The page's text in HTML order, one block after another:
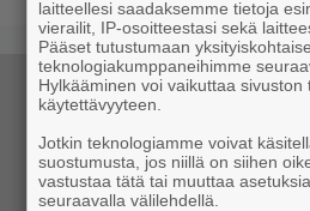
laitteellesi saadaksemme tietoja
vierailit, IP-osoitteestasi sekä
Pääset tutustumaan
teknologiakumppaneihimme
Hylkääminen voi vaikuttaa sivuston
käytettävyyteen.
Jotkin teknologiamme voivat
suostumusta, jos niillä on siihen
vastustaa tätä tai muuttaa
seuraavalla välilehdellä.